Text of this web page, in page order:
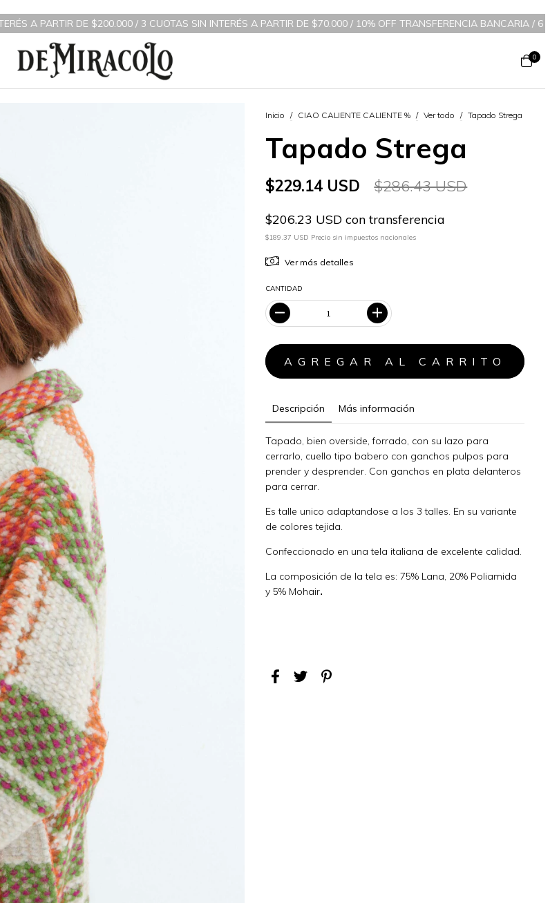
$200.000 / 3 CUOTAS SIN INTERÉS A PARTIR DE $70.000 / 10% OFF TRANSFERENCIA BANCARIA/6 CUOTAS SIN
0
Inicio / CIAO CALIENTE CALIENTE % / Ver todo / Tapado Strega
Tapado Strega
$229.14 USD $286.43 USD
$206.23 USD con transferencia
$189.37 USD Precio sin impuestos nacionales
Ver más detalles
CANTIDAD
Descripción Más información
Tapado, bien overside, forrado, con su lazo para
cerrarlo, cuello tipo babero con ganchos pulpos para
prender y desprender. Con ganchos en plata delanteros
para cerrar.
Es talle unico adaptandose a los 3 talles. En su variante
de colores tejida.
Confeccionado en una tela italiana de excelente calidad.
La composición de la tela es: 75% Lana, 20% Poliamida
y 5% Mohair.